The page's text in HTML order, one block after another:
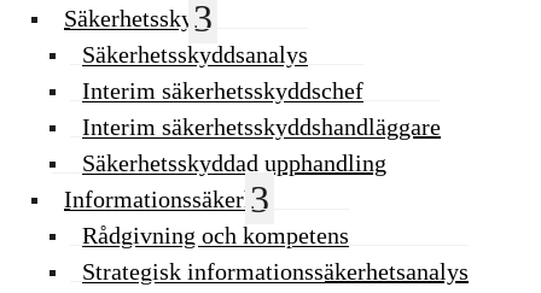
Säkerhetsskydd
Säkerhetsskyddsanalys
Interim säkerhetsskyddschef
Interim säkerhetsskyddshandläggare
Säkerhetsskyddad upphandling
Informationssäkerhet
Rådgivning och kompetens
Strategisk informationssäkerhetsanalys